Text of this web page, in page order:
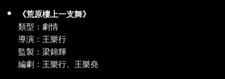
《荒原樓上一支舞》
類型：劇情
導演：王樂行
監製：梁錦輝
編劇：王樂行、王樂堯